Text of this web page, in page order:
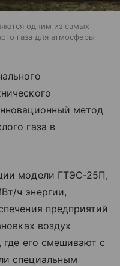
одним из самых
газа для атмосферы
метод
газа в
модели ГТЭС-25П,
ч энергии,
предприятий
воздух
где его смешивают с
специальным